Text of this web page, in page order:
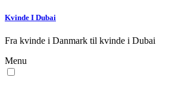
Kvinde I Dubai
Fra kvinde i Danmark til kvinde i Dubai
Menu